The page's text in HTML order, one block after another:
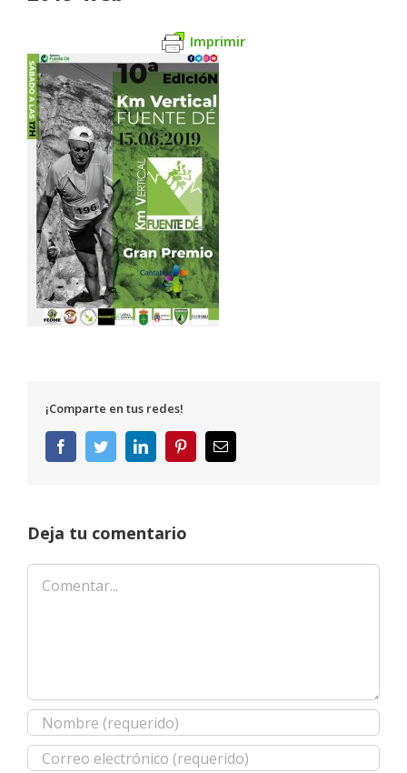
Imprimir
¡Comparte en tus redes!
FacebookTwitterLinkedInPinterestCorreo
electrónico
Deja tu comentario
Comentar